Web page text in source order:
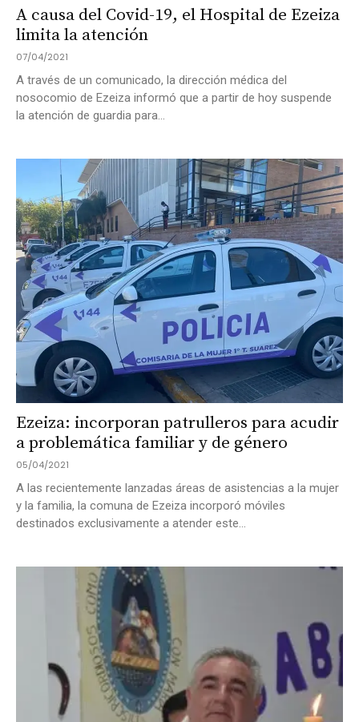
A causa del Covid-19, el Hospital de Ezeiza
limita la atención
07/04/2021
A través de un comunicado, la dirección médica del
nosocomio de Ezeiza informó que a partir de hoy suspende
la atención de guardia para...
Ezeiza: incorporan patrulleros para acudir
a problemática familiar y de género
05/04/2021
A las recientemente lanzadas áreas de asistencias a la mujer
y la familia, la comuna de Ezeiza incorporó móviles
destinados exclusivamente a atender este...